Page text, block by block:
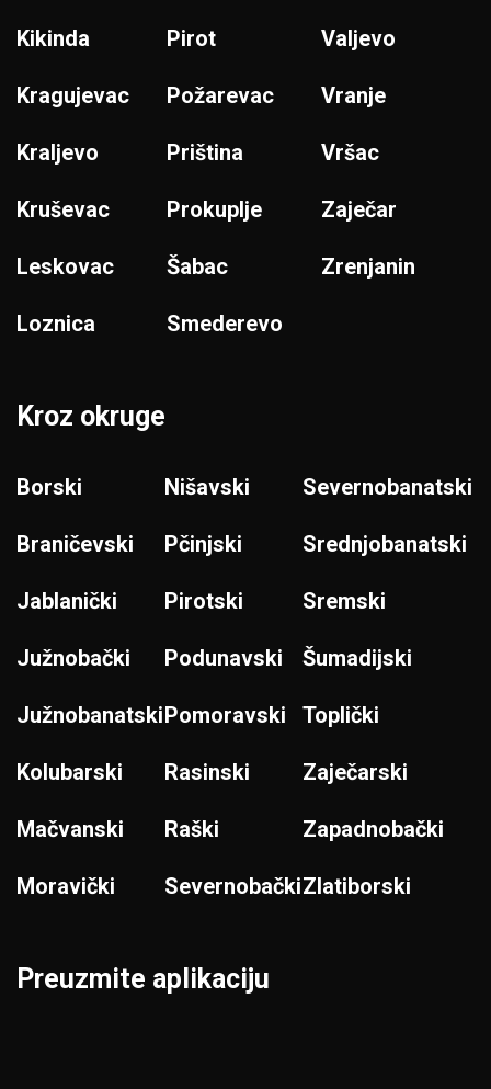
Kikinda
Kragujevac
Kraljevo
Kruševac
Leskovac
Loznica
Pirot
Požarevac
Priština
Prokuplje
Šabac
Smederevo
Valjevo
Vranje
Vršac
Zaječar
Zrenjanin
Kroz okruge
Borski
Braničevski
Jablanički
Južnobački
Južnobanatski
Kolubarski
Mačvanski
Moravički
Nišavski
Pčinjski
Pirotski
Podunavski
Pomoravski
Rasinski
Raški
Severnobački
Severnobanatski
Srednjobanatski
Sremski
Šumadijski
Toplički
Zaječarski
Zapadnobački
Zlatiborski
Preuzmite aplikaciju